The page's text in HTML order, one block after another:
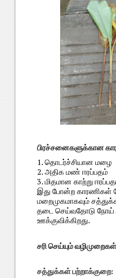
பிரச்சனைகளுக்கான
1. தொடர்ச்சியான மழை
2. அதிக மண் ஈரப்பதம்
3. மிதமான காற்று
இது போன்ற காரணிகள்
மறைமுகமாகவும்
தடை செய்வதோடு நோய்
ஊக்குவிக்கிறது.
சரி செய்யும்
சத்துக்கள் பற்றாக்குறை: